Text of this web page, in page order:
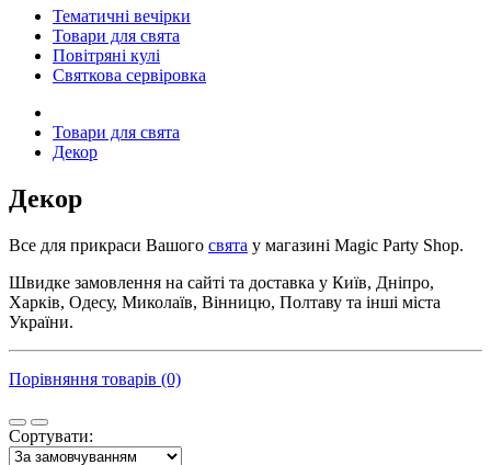
Тематичні вечірки
Товари для свята
Повітряні кулі
Святкова сервіровка
Товари для свята
Декор
Декор
Все для прикраси Вашого свята у магазині Magic Party Shop.
Швидке замовлення на сайті та доставка у Київ, Дніпро,
Харків, Одесу, Миколаїв, Вінницю, Полтаву та інші міста
України.
Порівняння товарів (0)
Сортувати: